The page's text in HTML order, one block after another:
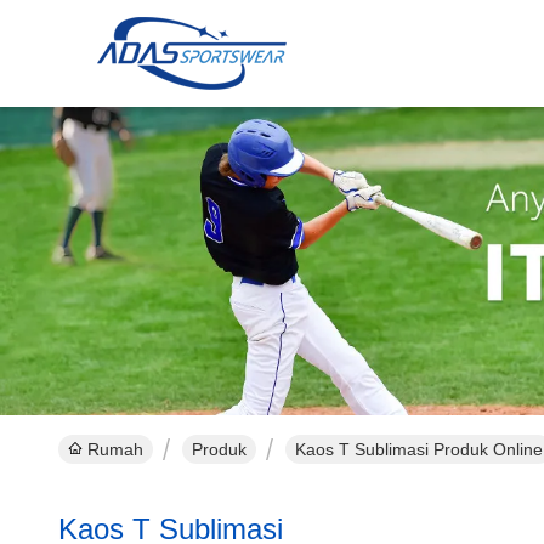
Rumah Produk Kaos T Sublimasi Produk Online
Kaos T Sublimasi